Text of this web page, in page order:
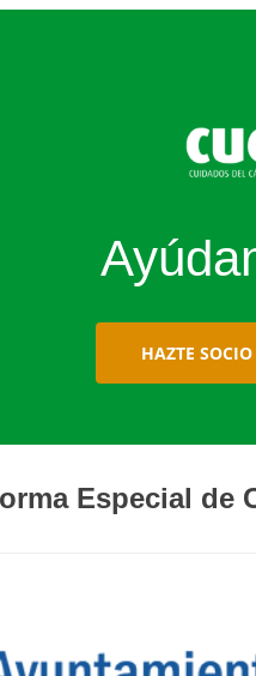
HAZTE SOCIO
Especial de